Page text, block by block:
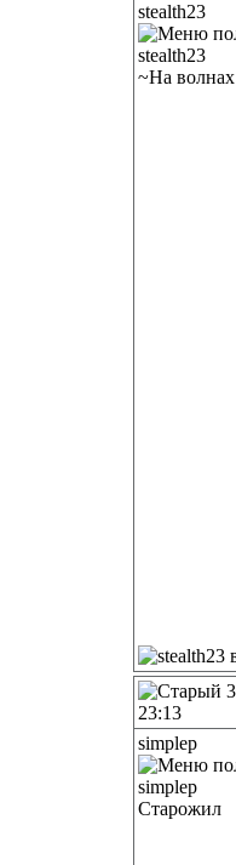
stealth23
~На
23:13
simplep
Старожил